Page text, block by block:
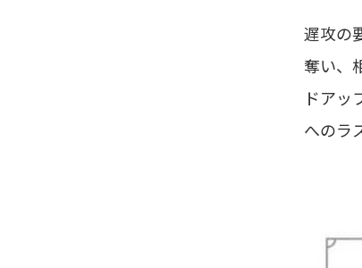
遅攻の
奪い、
ドアッ
へのラ